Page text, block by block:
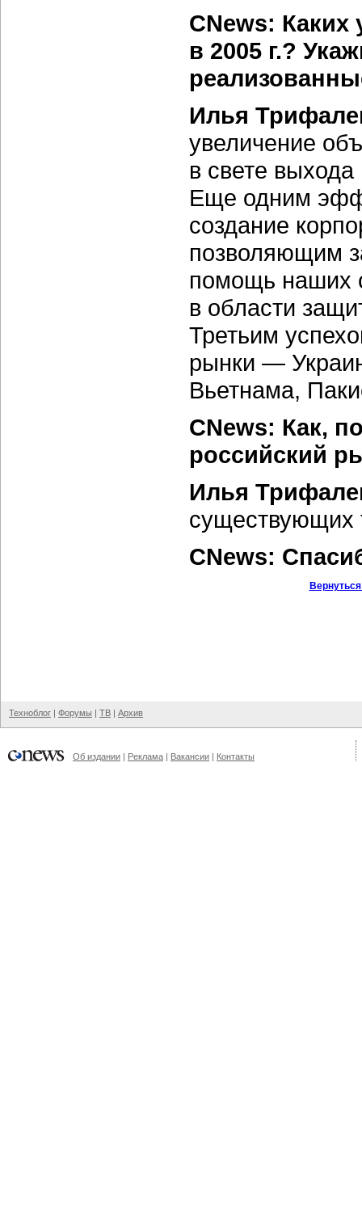
CNews: Каких
в 2005 г.?
Илья
увеличение
в свете выхода
Еще одним
создание
позволяющим
помощь наших
в области
Третьим
рынки —
Вьетнама,
CNews: Как,
российский
Илья
существующих
CNews:
Техноблог | Форумы | ТВ | Архив
Об издании | Реклама | Вакансии | Контакты